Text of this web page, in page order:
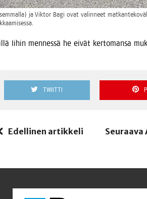
ja Vik­tor Bagi ovat valin­neet
Iihin men­nes­sä he eivät ker­to­man­sa
TWIITTI
Edellinen artikkeli